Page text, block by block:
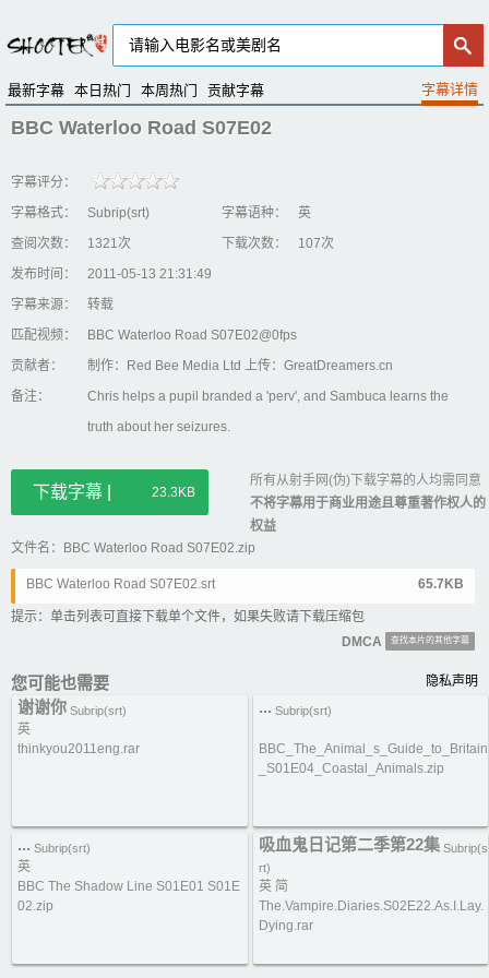
最新字幕 本日热门 本周热门 贡献字幕
BBC Waterloo Road S07E02
字幕评分：
字幕格式：
Subrip(srt) 字幕语种：
英
查阅次数：
1321次 下载次数：
107次
发布时间：
2011-05-13 21:31:49
字幕来源：
转载
匹配视频：
BBC Waterloo Road S07E02@0fps
贡献者：
制作：Red Bee Media Ltd 上传：GreatDreamers.cn
备注：
Chris helps a pupil branded a 'perv', and Sambuca learns the
truth about her seizures.
下载字幕 | 23.3KB
所有从射手网(伪)下载字幕的人均需同意
不将字幕用于商业用途且尊重著作权人的
权益
文件名：BBC Waterloo Road S07E02.zip
BBC Waterloo Road S07E02.srt 65.7KB
提示：单击列表可直接下载单个文件，如果失败请下载压缩包
DMCA
查找本片的其他字幕
您可能也需要 隐私声明
谢谢你 Subrip(srt)
英
thinkyou2011eng.rar
... Subrip(srt)
BBC_The_Animal_s_Guide_to_Britain
_S01E04_Coastal_Animals.zip
... Subrip(srt)
英
BBC The Shadow Line S01E01 S01E
02.zip
吸血鬼日记第二季第22集 Subrip(s
rt)
英 简
The.Vampire.Diaries.S02E22.As.I.Lay.
Dying.rar